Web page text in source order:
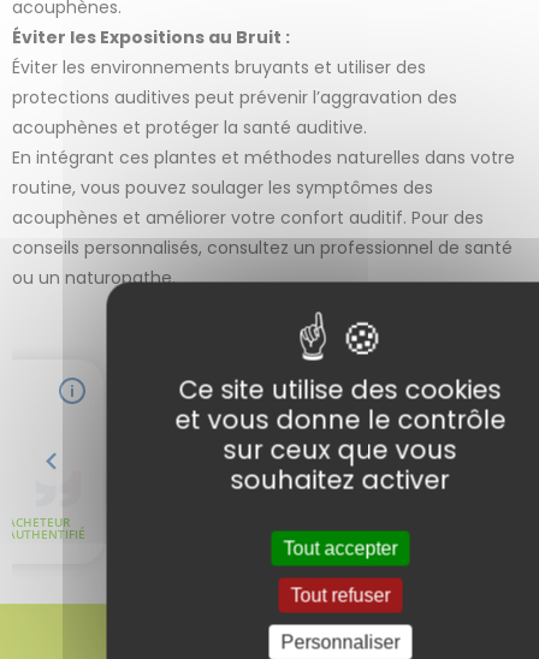
acouphènes.
Éviter les Expositions au Bruit :
Éviter les environnements bruyants et utiliser des
protections auditives peut prévenir l’aggravation des
acouphènes et protéger la santé auditive.
En intégrant ces plantes et méthodes naturelles dans votre
routine, vous pouvez soulager les symptômes des
acouphènes et améliorer votre confort auditif. Pour des
conseils personnalisés, consultez un professionnel de santé
ou un naturopathe.
Ce site utilise des cookies
et vous donne le contrôle
sur ceux que vous
souhaitez activer
Tout accepter
Tout refuser
Personnaliser